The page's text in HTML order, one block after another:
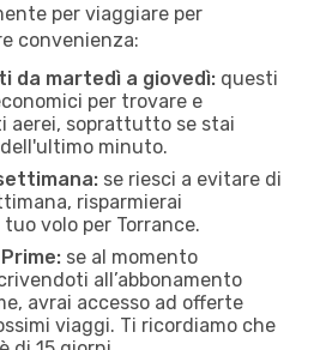
per viaggiare per
convenienza:
da martedì a giovedì: questi
per trovare e
aerei, soprattutto se stai
minuto.
se riesci a evitare di
risparmierai
volo per Torrance.
se al momento
all’abbonamento
avrai accesso ad offerte
viaggi. Ti ricordiamo che